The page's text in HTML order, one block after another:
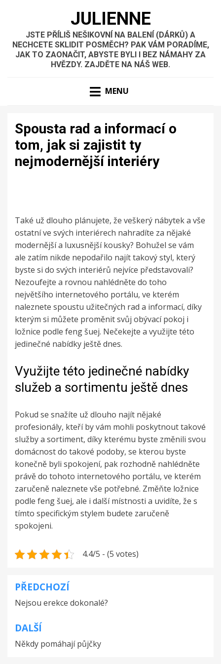
JULIENNE
JSTE PŘÍLIŠ NEŠIKOVNÍ NA BALENÍ (DÁRKŮ) A
NECHCETE SKLIDIT POSMĚCH? PAK VÁM PORADÍME,
JAK TO ZAONAČIT, ABYSTE BYLI I BEZ NÁMAHY ZA
HVĚZDY. ZAJDĚTE NA NÁŠ WEB.
MENU
Spousta rad a informací o
tom, jak si zajistit ty
nejmodernější interiéry
Také už dlouho plánujete, že veškerý nábytek a vše
ostatní ve svých interiérech nahradíte za nějaké
modernější a luxusnější kousky? Bohužel se vám
ale zatím nikde nepodařilo najít takový styl, který
byste si do svých interiérů nejvíce představovali?
Nezoufejte a rovnou nahlédněte do toho
největšího internetového portálu, ve kterém
naleznete spoustu užitečných rad a informací, díky
kterým si můžete proměnit svůj obývací pokoj i
ložnice podle feng šuej. Nečekejte a využijte této
jedinečné nabídky ještě dnes.
Využijte této jedinečné nabídky
služeb a sortimentu ještě dnes
Pokud se snažíte už dlouho najít nějaké
profesionály, kteří by vám mohli poskytnout takové
služby a sortiment, díky kterému byste změnili svou
domácnost do takové podoby, se kterou byste
konečně byli spokojení, pak rozhodně nahlédněte
právě do tohoto internetového portálu, ve kterém
zaručeně naleznete vše potřebné. Změňte ložnice
podle feng šuej, ale i další místnosti a uvidíte, že s
tímto specifickým stylem budete zaručeně
spokojeni.
4.4/5 - (5 votes)
Navigace
pro
příspěvek
PŘEDCHOZÍ
Nejsou erekce dokonalé?
DALŠÍ
Někdy pomáhají půjčky